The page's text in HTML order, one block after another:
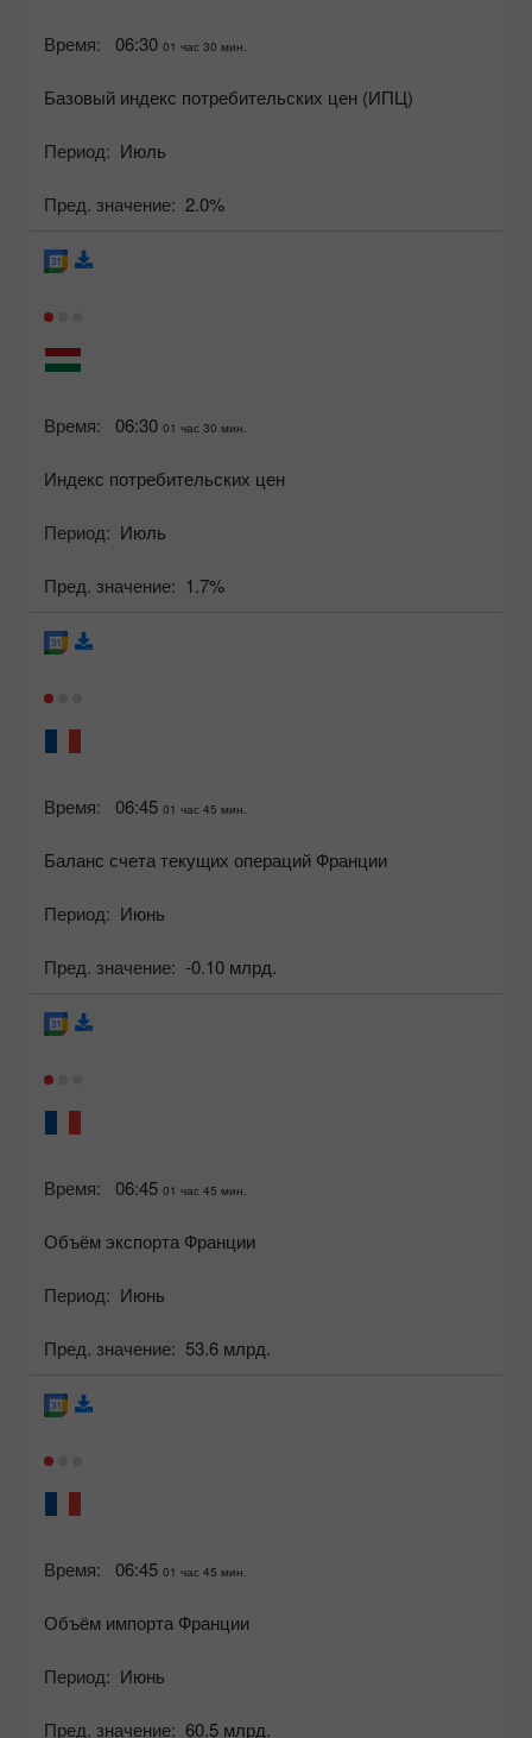
Время: 06:30 01 час 30 мин.
Базовый индекс потребительских цен (ИПЦ)
Период: Июль
Пред. значение: 2.0%
Время: 06:30 01 час 30 мин.
Индекс потребительских цен
Период: Июль
Пред. значение: 1.7%
Время: 06:45 01 час 45 мин.
Баланс счета текущих операций Франции
Период: Июнь
Пред. значение: -0.10 млрд.
Время: 06:45 01 час 45 мин.
Объём экспорта Франции
Период: Июнь
Пред. значение: 53.6 млрд.
Время: 06:45 01 час 45 мин.
Объём импорта Франции
Период: Июнь
Пред. значение: 60.5 млрд.